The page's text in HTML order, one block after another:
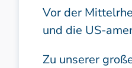
Vor der
und die US-
Zu unserer